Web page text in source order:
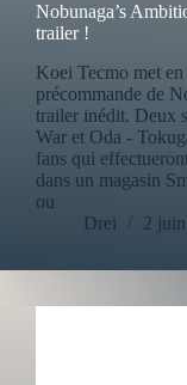
Nobunaga’s
trailer !
Koei Tecmo met
précommande de
trailer inédit. Deux
War et Oda -
fans qui
dans un magasin
ou
Drei
2